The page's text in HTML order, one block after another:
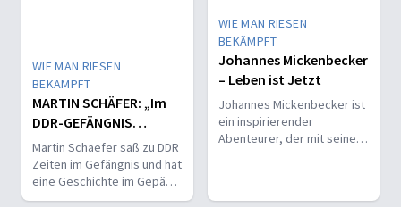
WIE MAN RIESEN
BEKÄMPFT
MARTIN SCHÄFER: „Im
DDR-GEFÄNGNIS
veränderte Gott mein
HERZ“
Martin Schaefer saß zu DDR
Zeiten im Gefängnis und hat
eine Geschichte im Gepäck,
die zeigt wie Gott auf
WIE MAN RIESEN
BEKÄMPFT
Johannes Mickenbecker
– Leben ist Jetzt
Johannes Mickenbecker ist
ein inspirierender
Abenteurer, der mit seiner